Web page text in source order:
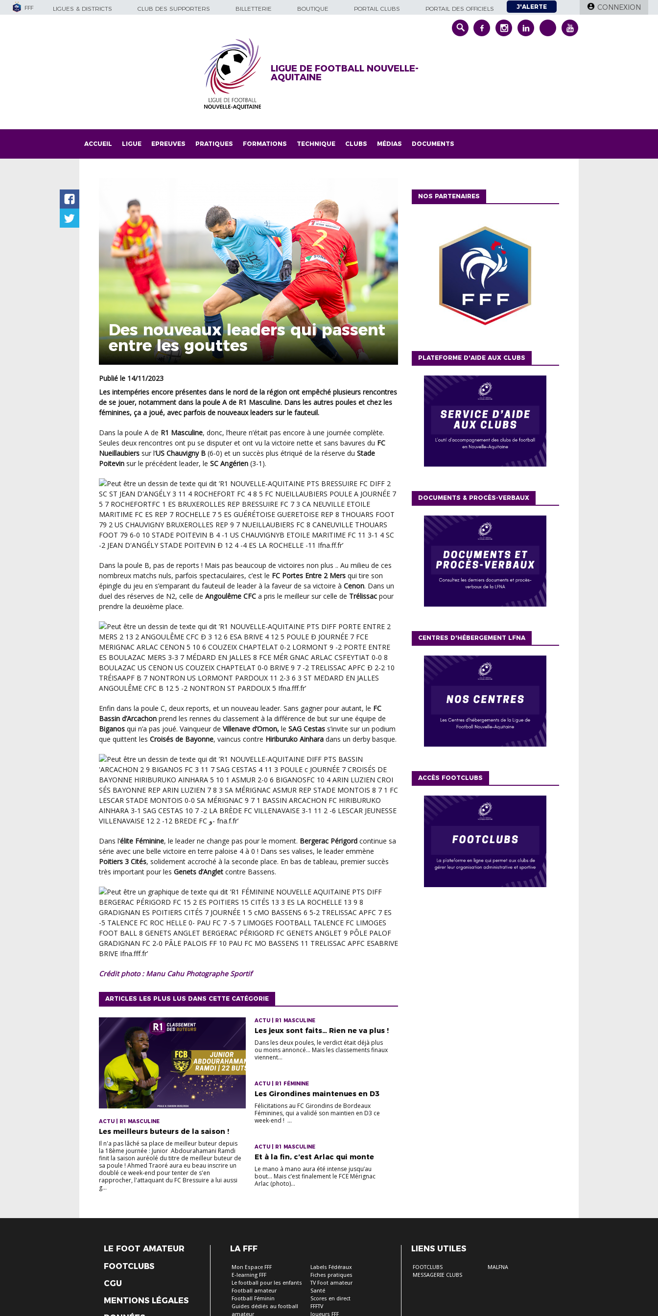
FFF LIGUES & DISTRICTS CLUB DES SUPPORTERS BILLETTERIE BOUTIQUE PORTAIL CLUBS PORTAIL DES OFFICIELS J'ALERTE CONNEXION
LIGUE DE FOOTBALL NOUVELLE-
AQUITAINE
ACCUEIL LIGUE EPREUVES PRATIQUES FORMATIONS TECHNIQUE CLUBS MÉDIAS DOCUMENTS
Des nouveaux leaders qui passent
entre les gouttes
Publié le 14/11/2023
Les intempéries encore présentes dans le nord de la région ont empêché plusieurs rencontres
de se jouer, notamment dans la poule A de R1 Masculine. Dans les autres poules et chez les
féminines, ça a joué, avec parfois de nouveaux leaders sur le fauteuil.
Dans la poule A de R1 Masculine, donc, l’heure n’était pas encore à une journée complète.
Seules deux rencontres ont pu se disputer et ont vu la victoire nette et sans bavures du FC
Nueillaubiers sur l’US Chauvigny B (6-0) et un succès plus étriqué de la réserve du Stade
Poitevin sur le précédent leader, le SC Angérien (3-1).
Dans la poule B, pas de reports ! Mais pas beaucoup de victoires non plus .. Au milieu de ces
nombreux matchs nuls, parfois spectaculaires, c’est le FC Portes Entre 2 Mers qui tire son
épingle du jeu en s’emparant du fauteuil de leader à la faveur de sa victoire à Cenon. Dans un
duel des réserves de N2, celle de Angoulême CFC a pris le meilleur sur celle de Trélissac pour
prendre la deuxième place.
Enfin dans la poule C, deux reports, et un nouveau leader. Sans gagner pour autant, le FC
Bassin d’Arcachon prend les rennes du classement à la différence de but sur une équipe de
Biganos qui n’a pas joué. Vainqueur de Villenave d’Ornon, le SAG Cestas s’invite sur un podium
que quittent les Croisés de Bayonne, vaincus contre Hiriburuko Ainhara dans un derby basque.
Dans l’élite Féminine, le leader ne change pas pour le moment. Bergerac Périgord continue sa
série avec une belle victoire en terre paloise 4 à 0 ! Dans ses valises, le leader emmène
Poitiers 3 Cités, solidement accroché à la seconde place. En bas de tableau, premier succès
très important pour les Genets d’Anglet contre Bassens.
Crédit photo : Manu Cahu Photographe Sportif
ARTICLES LES PLUS LUS DANS CETTE CATÉGORIE
ACTU | R1 MASCULINE
Les meilleurs buteurs de la saison !
Il n'a pas lâché sa place de meilleur buteur depuis
la 18ème journée : Junior Abdourahamani Ramdi
finit la saison auréolé du titre de meilleur buteur de
sa poule ! Ahmed Traoré aura eu beau inscrire un
doublé ce week-end pour tenter de s'en
rapprocher, l'attaquant du FC Bressuire a lui aussi
g...
ACTU | R1 MASCULINE
Les jeux sont faits… Rien ne va plus !
Dans les deux poules, le verdict était déjà plus
ou moins annoncé... Mais les classements finaux
viennent...
ACTU | R1 FÉMININE
Les Girondines maintenues en D3
Félicitations au FC Girondins de Bordeaux
Féminines, qui a validé son maintien en D3 ce
week-end ! ...
ACTU | R1 MASCULINE
Et à la fin, c’est Arlac qui monte
Le mano à mano aura été intense jusqu’au
bout... Mais c’est finalement le FCE Mérignac
Arlac (photo)...
NOS PARTENAIRES
PLATEFORME D'AIDE AUX CLUBS
DOCUMENTS & PROCÈS-VERBAUX
CENTRES D'HÉBERGEMENT LFNA
ACCÈS FOOTCLUBS
LE FOOT AMATEUR
FOOTCLUBS
CGU
MENTIONS LÉGALES
LA FFF
Mon Espace FFF
E-learning FFF
Le football pour les enfants
Football amateur
Football Féminin
Guides dédiés au football
amateur
Labels Fédéraux
Fiches pratiques
TV Foot amateur
Santé
Scores en direct
FFFTV
Joueurs FFF
LIENS UTILES
FOOTCLUBS
MESSAGERIE CLUBS
MALFNA